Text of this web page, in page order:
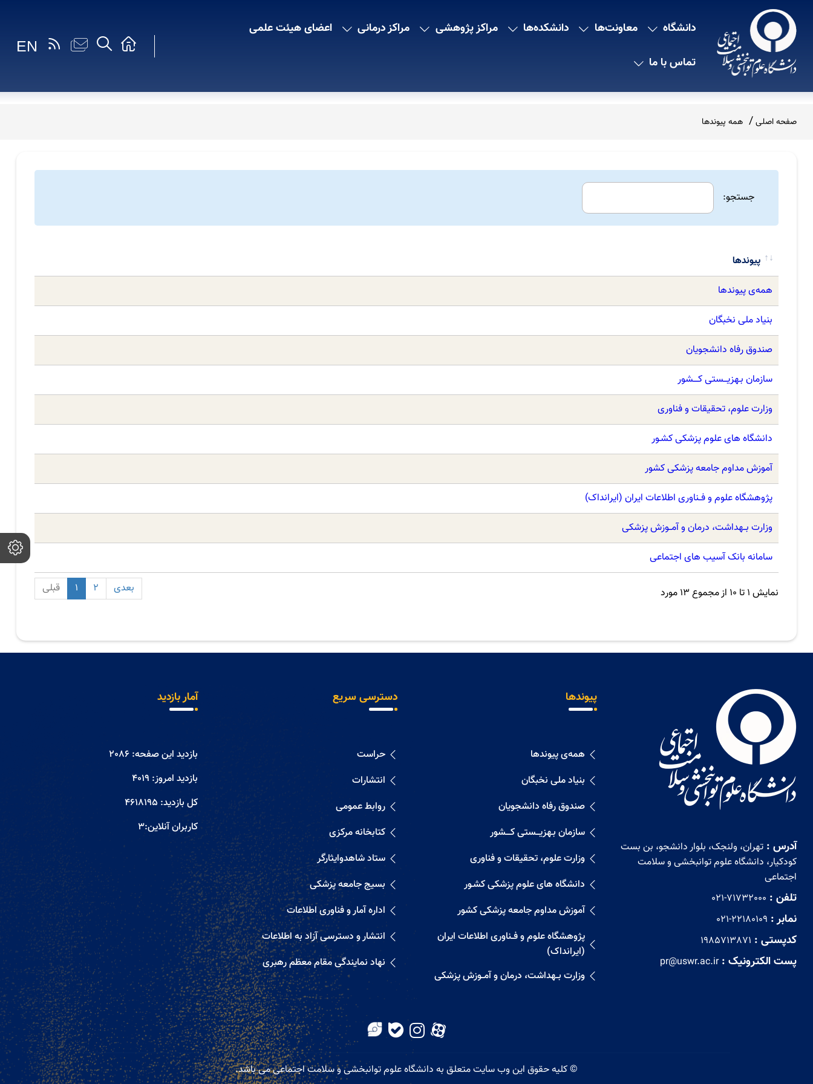
دانشگاه معاونت‌ها دانشکده‌ها مراکز پژوهشی مراکز درمانی اعضای هیئت علمی
تماس با ما
EN
صفحه اصلی همه پیوندها
جستجو:
پیوندها
همه‌ی پیوندها
بنیاد ملی نخبگان
صندوق رفاه دانشجویان
سازمان بـهزیـــستی کــــشور
وزارت علوم، تحقیقات و فناوری
دانشگاه های علوم پزشکی کشـور
آموزش مداوم جامعه پزشکی کشور
پژوهشگاه علوم و فــناوری اطلاعات ایران (ایرانداک)
وزارت بــهداشت، درمان و آمــوزش پزشکی
سامانه بانک آسیب های اجتماعی
نمایش 1 تا 10 از مجموع 13 مورد قبلی 1 2 بعدی
آدرس : تهران، ولنجک، بلوار دانشجو، بن بست
کودکیار، دانشگاه علوم توانبخشی و سلامت
اجتماعی
تلفن : 021-71732000
نمابر : 021-22180109
کدپستی : 1985713871
پست الکترونیک :pr@uswr.ac.ir
پیوندها
همه‌ی پیوندها
بنیاد ملی نخبگان
صندوق رفاه دانشجویان
سازمان بـهزیـــستی کــــشور
وزارت علوم، تحقیقات و فناوری
دانشگاه های علوم پزشکی کشـور
آموزش مداوم جامعه پزشکی کشور
پژوهشگاه علوم و فــناوری اطلاعات ایران
(ایرانداک)
وزارت بــهداشت، درمان و آمــوزش پزشکی
دسترسی سریع
حراست
انتشارات
روابط عمومی
کتابخانه مرکزی
ستاد شاهدوایثارگر
بسیج جامعه پزشکی
اداره آمار و فناوری اطلاعات
انتشار و دسترسی آزاد به اطلاعات
نهاد نمایندگی مقام معظم رهبری
آمار بازدید
بازدید این صفحه: 2086
بازدید امروز: 4019
کل بازدید: 4618195
کاربران آنلاین:3
© کلیه حقوق این وب سایت متعلق به دانشگاه علوم توانبخشی و سلامت اجتماعی می باشد.